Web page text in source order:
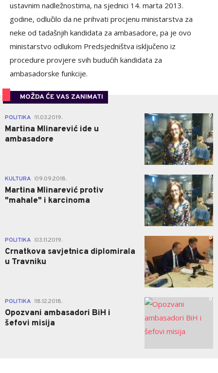
ustavnim nadležnostima, na sjednici 14. marta 2013.
godine, odlučilo da ne prihvati procjenu ministarstva za
neke od tadašnjih kandidata za ambasadore, pa je ovo
ministarstvo odlukom Predsjedništva isključeno iz
procedure provjere svih budućih kandidata za
ambasadorske funkcije.
MOŽDA ĆE VAS ZANIMATI
POLITIKA 11.03.2019.
Martina Mlinarević ide u
ambasadore
0
KULTURA 09.09.2018.
Martina Mlinarević protiv
"mahale" i karcinoma
0
POLITIKA 03.11.2019.
Crnatkova savjetnica diplomirala
u Travniku
0
POLITIKA 18.12.2018.
Opozvani ambasadori BiH i
šefovi misija
0